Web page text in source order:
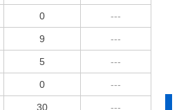
0 ---
9 ---
5 ---
0 ---
30 ---